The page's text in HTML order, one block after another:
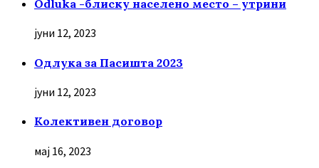
Odluka -блиску населено место – утрини
јуни 12, 2023
Oдлука за Пасишта 2023
јуни 12, 2023
Колективен договор
мај 16, 2023